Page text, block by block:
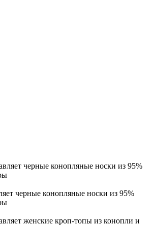
черные конопляные носки из 95%